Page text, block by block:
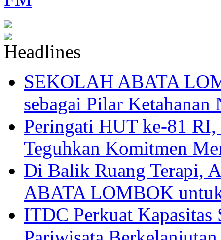
SEKOLAH ABATA
sebagai Pilar Ketahanan
Peringati HUT ke-81
Teguhkan Komitmen
Di Balik Ruang Terapi,
ABATA LOMBOK
ITDC Perkuat